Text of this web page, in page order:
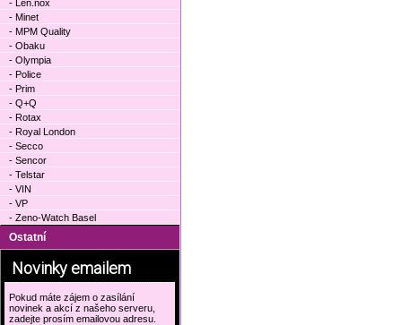
- Len.nox
- Minet
- MPM Quality
- Obaku
- Olympia
- Police
- Prim
- Q+Q
- Rotax
- Royal London
- Secco
- Sencor
- Telstar
- VIN
- VP
- Zeno-Watch Basel
Ostatní
Novinky emailem
Pokud máte zájem o zasílání
novinek a akcí z našeho serveru,
zadejte prosím emailovou adresu.